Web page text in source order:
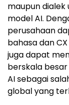
maupun
model AI.
perusahaan
bahasa dan
juga dapat
berskala
AI sebagai
global yang